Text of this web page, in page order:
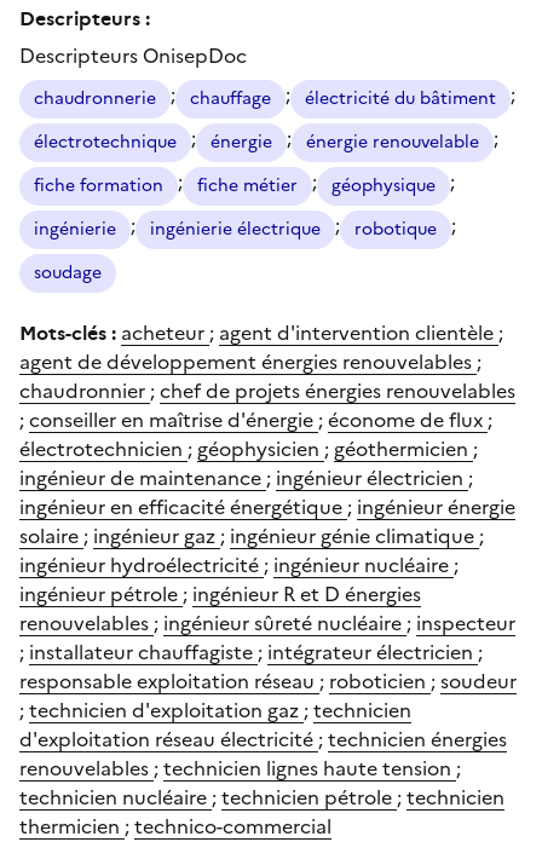
Descripteurs :
Descripteurs OnisepDoc
chaudronnerie ; chauffage ; électricité du bâtiment ;
électrotechnique ; énergie ; énergie renouvelable ;
fiche formation ; fiche métier ; géophysique ;
ingénierie ; ingénierie électrique ; robotique ;
soudage
Mots-clés : acheteur ; agent d'intervention clientèle ;
agent de développement énergies renouvelables ;
chaudronnier ;chef de projets énergies renouvelables
;conseiller en maîtrise d'énergie ;économe de flux ;
électrotechnicien ; géophysicien ; géothermicien ;
ingénieur de maintenance ; ingénieur électricien ;
ingénieur en efficacité énergétique ; ingénieur énergie
solaire ; ingénieur gaz ; ingénieur génie climatique ;
ingénieur hydroélectricité ; ingénieur nucléaire ;
ingénieur pétrole ; ingénieur R et D énergies
renouvelables ; ingénieur sûreté nucléaire ; inspecteur
; installateur chauffagiste ; intégrateur électricien ;
responsable exploitation réseau ; roboticien ;soudeur
;technicien d'exploitation gaz ;technicien
d'exploitation réseau électricité ;technicien énergies
renouvelables ;technicien lignes haute tension ;
technicien nucléaire ;technicien pétrole ;technicien
thermicien ;technico-commercial